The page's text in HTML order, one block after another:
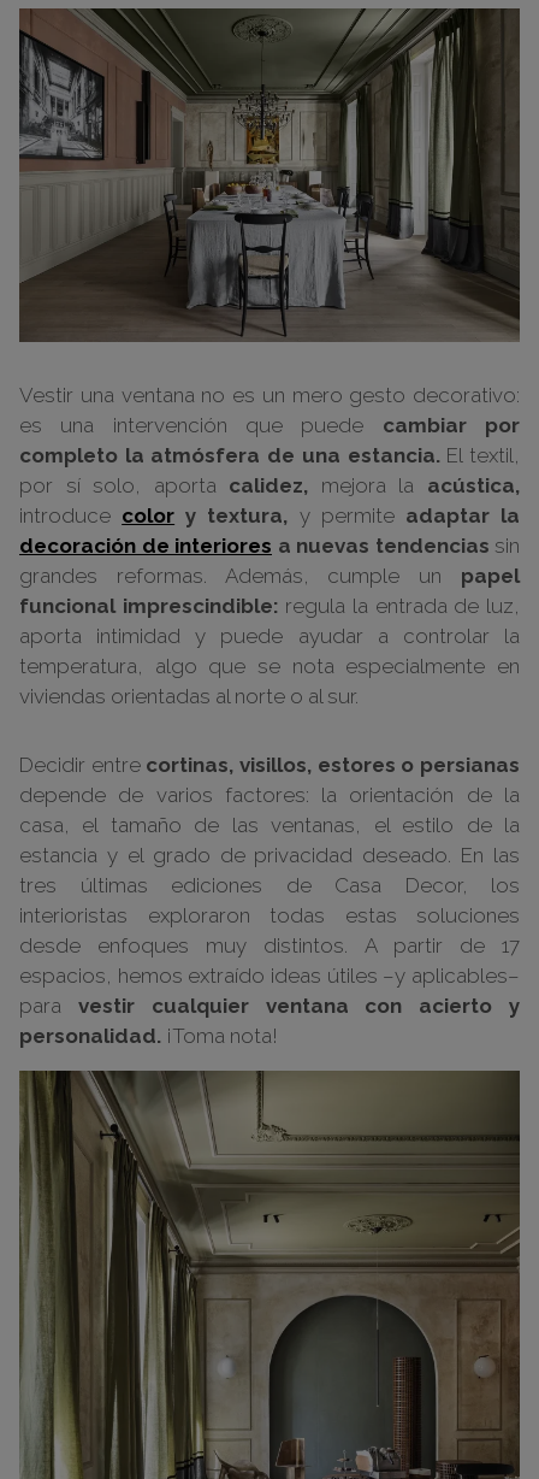
Vestir una ventana no es un mero gesto decorativo:
es una intervención que puede cambiar por
completo la atmósfera de una estancia.El textil,
por sí solo, aporta calidez, mejora la acústica,
introduce color y textura, y permite adaptar la
decoración de interiores a nuevas tendencias sin
grandes reformas. Además, cumple un papel
funcional imprescindible: regula la entrada de luz,
aporta intimidad y puede ayudar a controlar la
temperatura, algo que se nota especialmente en
viviendas orientadas al norte o al sur.
Decidir entre cortinas, visillos, estores o persianas
depende de varios factores: la orientación de la
casa, el tamaño de las ventanas, el estilo de la
estancia y el grado de privacidad deseado. En las
tres últimas ediciones de Casa Decor, los
interioristas exploraron todas estas soluciones
desde enfoques muy distintos. A partir de 17
espacios, hemos extraído ideas útiles –y aplicables–
para vestir cualquier ventana con acierto y
personalidad. ¡Toma nota!